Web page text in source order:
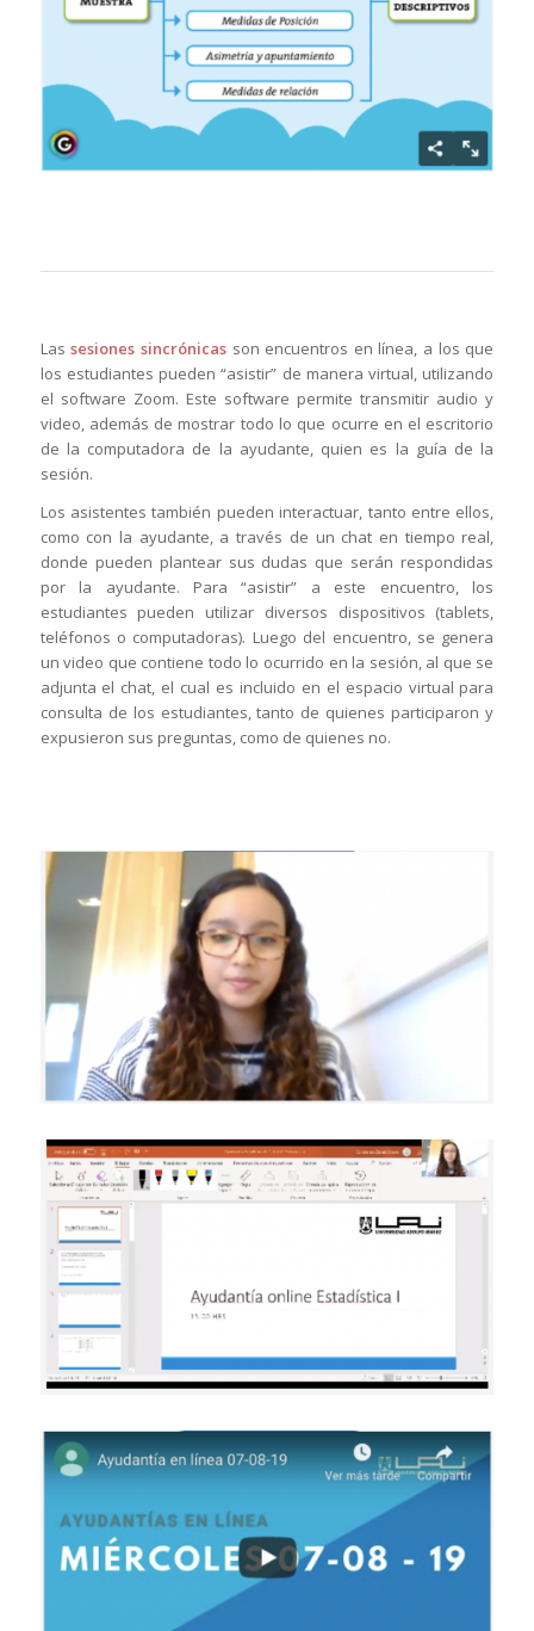
Lassesiones sincrónicasson encuentros en línea, a los que
los estudiantes pueden “asistir” de manera virtual, utilizando
el software Zoom. Este software permite transmitir audio y
video, además de mostrar todo lo que ocurre en el escritorio
de la computadora de la ayudante, quien es la guía de la
sesión.
Los asistentes también pueden interactuar, tanto entre ellos,
como con la ayudante, a través de un chat en tiempo real,
donde pueden plantear sus dudas que serán respondidas
por la ayudante. Para “asistir” a este encuentro, los
estudiantes pueden utilizar diversos dispositivos (tablets,
teléfonos o computadoras). Luego del encuentro, se genera
un video que contiene todo lo ocurrido en la sesión, al que se
adjunta el chat, el cual es incluido en el espacio virtual para
consulta de los estudiantes, tanto de quienes participaron y
expusieron sus preguntas, como de quienes no.